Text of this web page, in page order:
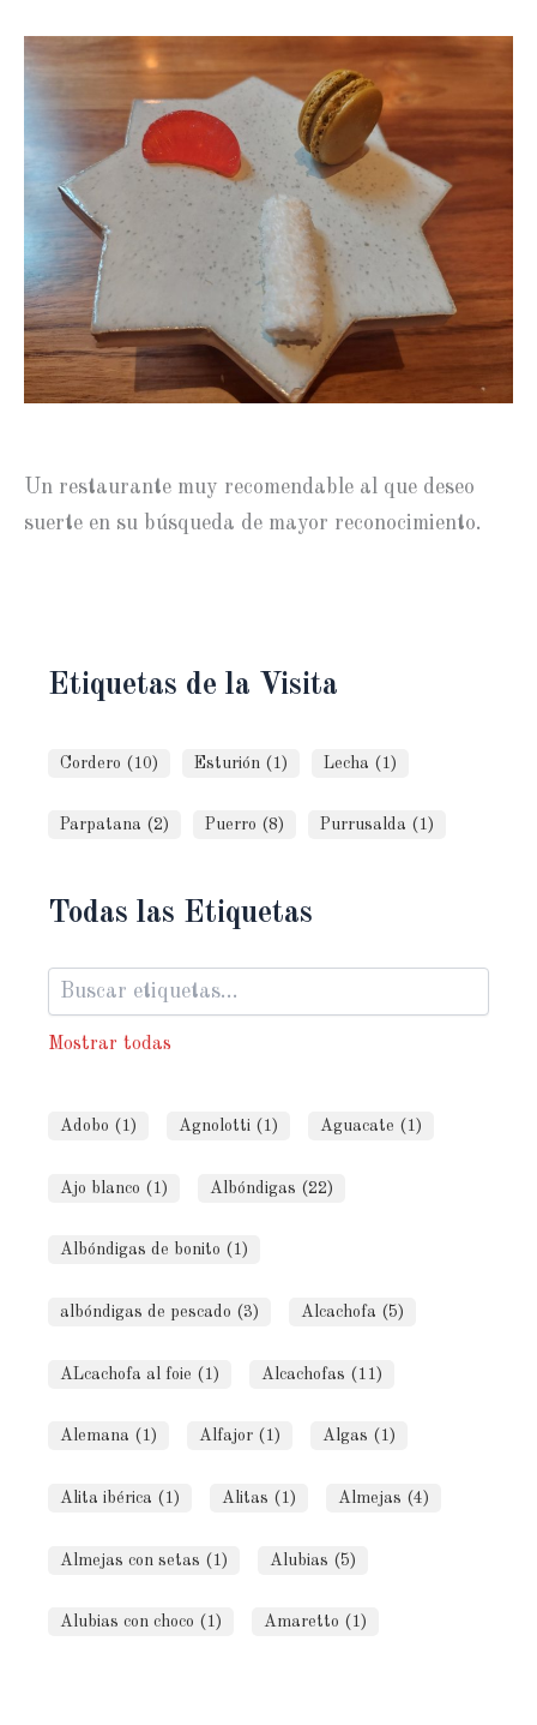
Un restaurante muy recomendable al que deseo
suerte en su búsqueda de mayor reconocimiento.
Etiquetas de la Visita
Cordero (10) Esturión (1) Lecha (1)
Parpatana (2) Puerro (8) Purrusalda (1)
Todas las Etiquetas
Mostrar todas
Adobo (1) Agnolotti (1) Aguacate (1)
Ajo blanco (1) Albóndigas (22)
Albóndigas de bonito (1)
albóndigas de pescado (3) Alcachofa (5)
ALcachofa al foie (1) Alcachofas (11)
Alemana (1) Alfajor (1) Algas (1)
Alita ibérica (1) Alitas (1) Almejas (4)
Almejas con setas (1) Alubias (5)
Alubias con choco (1) Amaretto (1)